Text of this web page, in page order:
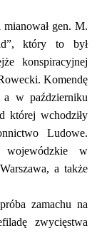
gen. M.
który to był
konspiracyjnej
Komendę
a w październiku
której wchodziły
Ludowe.
wojewódzkie w
a także
zamachu na
zwycięstwa